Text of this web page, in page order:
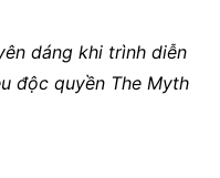
dáng khi trình diễn
độc quyền The Myth